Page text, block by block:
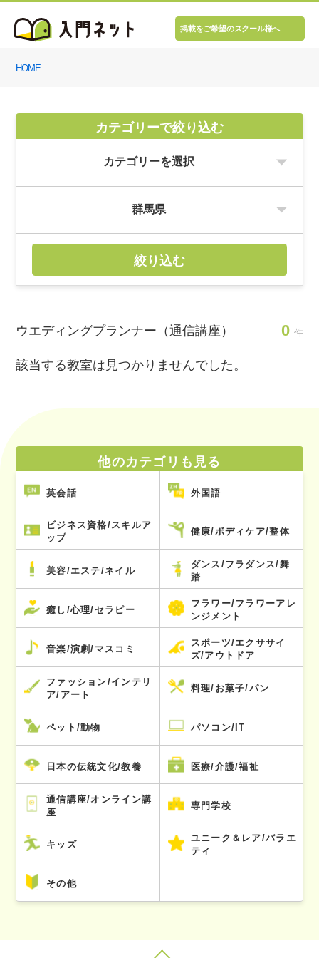
掲載をご希望のスクール様へ
HOME
カテゴリーで絞り込む
絞り込む
ウエディングプランナー（通信講座） 0 件
該当する教室は見つかりませんでした。
他のカテゴリも見る
英会話 外国語
ビジネス資格/スキルア
ップ
健康/ボディケア/整体
美容/エステ/ネイル
ダンス/フラダンス/舞
踏
癒し/心理/セラピー
フラワー/フラワーアレ
ンジメント
音楽/演劇/マスコミ
スポーツ/エクササイ
ズ/アウトドア
ファッション/インテリ
ア/アート
料理/お菓子/パン
ペット/動物 パソコン/IT
日本の伝統文化/教養 医療/介護/福祉
通信講座/オンライン講
座
専門学校
キッズ
ユニーク＆レア/バラエ
ティ
その他